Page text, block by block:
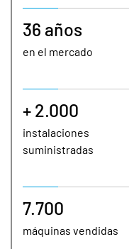
36 años
en el mercado
+ 2.000
instalaciones
suministradas
7.700
máquinas vendidas